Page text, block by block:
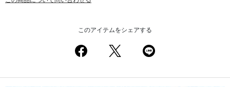
このアイテムをシェアする